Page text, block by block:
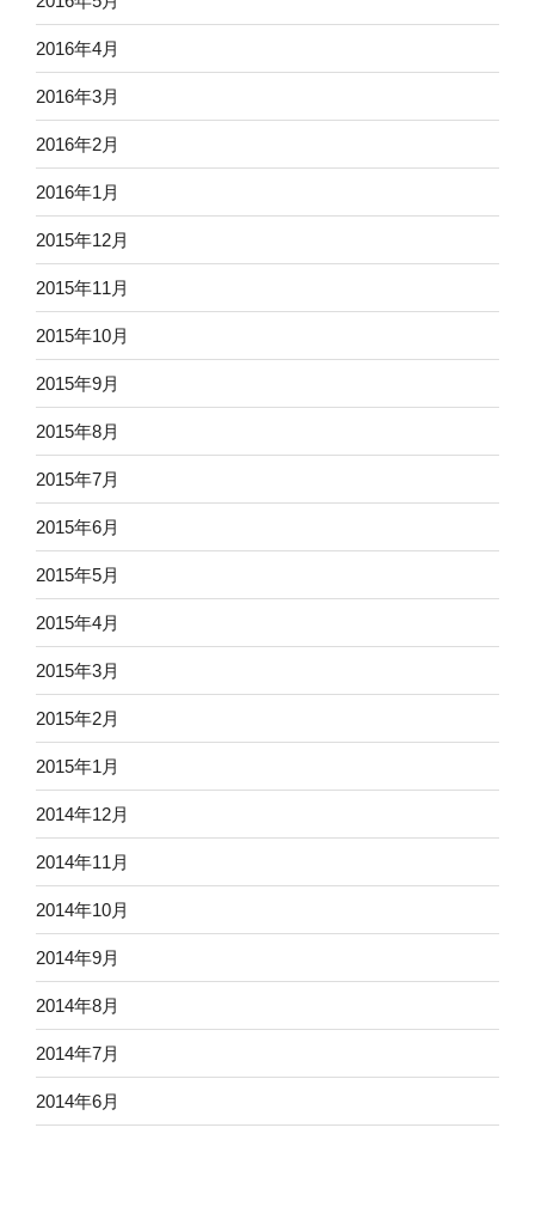
2016年4月
2016年3月
2016年2月
2016年1月
2015年12月
2015年11月
2015年10月
2015年9月
2015年8月
2015年7月
2015年6月
2015年5月
2015年4月
2015年3月
2015年2月
2015年1月
2014年12月
2014年11月
2014年10月
2014年9月
2014年8月
2014年7月
2014年6月